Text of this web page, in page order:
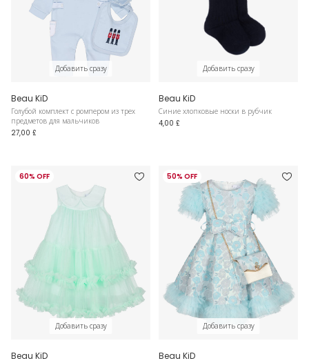
Добавить сразу
Beau KiD
Голубой комплект с ромпером из трех
предметов для мальчиков
27,00 £
Добавить сразу
Beau KiD
Синие хлопковые носки в рубчик
4,00 £
60% OFF
Добавить сразу
Beau KiD
50% OFF
Добавить сразу
Beau KiD